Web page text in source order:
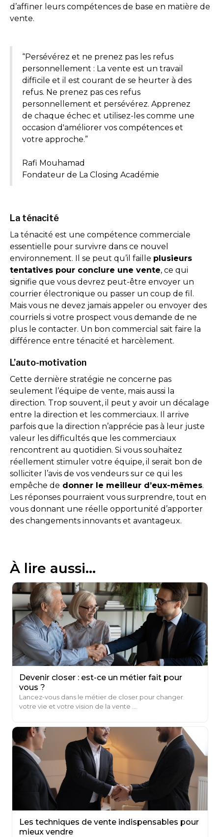
d’affiner leurs compétences de base en matière de
vente.
“Persévérez et ne prenez pas les refus
personnellement : La vente est un travail
difficile et il est courant de se heurter à des
refus. Ne prenez pas ces refus
personnellement et persévérez. Apprenez
de chaque échec et utilisez-les comme une
occasion d'améliorer vos compétences et
votre approche.”
Rafi Mouhamad
Fondateur de La Closing Académie
La ténacité
La ténacité est une compétence commerciale
essentielle pour survivre dans ce nouvel
environnement. Il se peut qu’il faille plusieurs
tentatives pour conclure une vente, ce qui
signifie que vous devrez peut-être envoyer un
courrier électronique ou passer un coup de fil.
Mais vous ne devez jamais appeler ou envoyer des
courriels si votre prospect vous demande de ne
plus le contacter. Un bon commercial sait faire la
différence entre ténacité et harcèlement.
L’auto-motivation
Cette dernière stratégie ne concerne pas
seulement l’équipe de vente, mais aussi la
direction. Trop souvent, il peut y avoir un décalage
entre la direction et les commerciaux. Il arrive
parfois que la direction n’apprécie pas à leur juste
valeur les difficultés que les commerciaux
rencontrent au quotidien. Si vous souhaitez
réellement stimuler votre équipe, il serait bon de
solliciter l’avis de vos vendeurs sur ce qui les
empêche de donner le meilleur d’eux-mêmes.
Les réponses pourraient vous surprendre, tout en
vous donnant une réelle opportunité d’apporter
des changements innovants et avantageux.
À lire aussi...
Devenir closer : est-ce un métier fait pour
vous ?
Lancez-vous dans le métier de closer pour changer
votre vie et votre vision de la vente ...
Les techniques de vente indispensables pour
mieux vendre